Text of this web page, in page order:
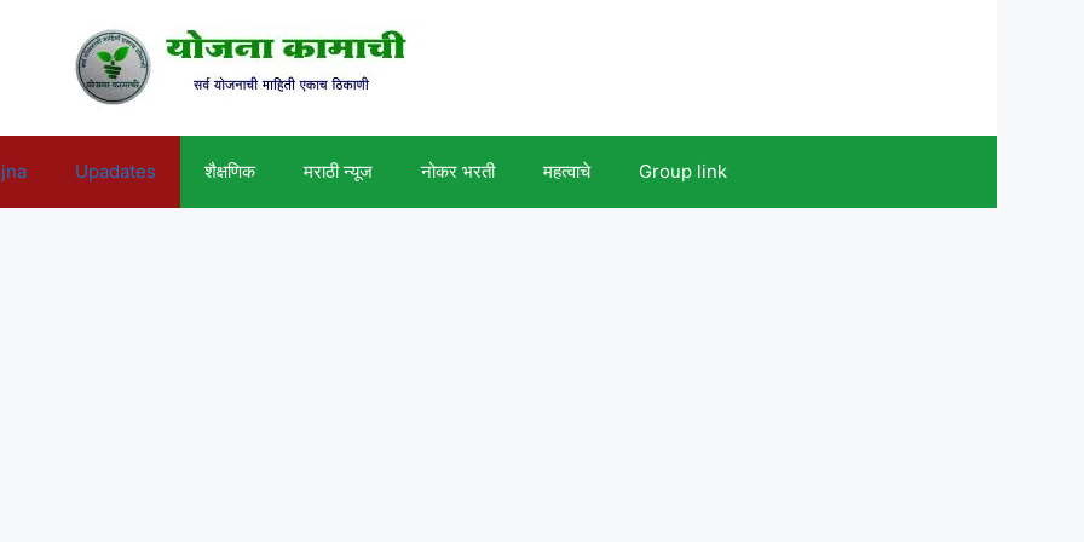
Upadates शैक्षणिक मराठी न्यूज नोकर भरती महत्वाचे Group link